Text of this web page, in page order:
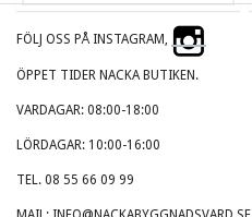
FÖLJ OSS PÅ INSTAGRAM,
ÖPPET TIDER NACKA BUTIKEN.
VARDAGAR: 08:00-18:00
LÖRDAGAR: 10:00-16:00
TEL. 08 55 66 09 99